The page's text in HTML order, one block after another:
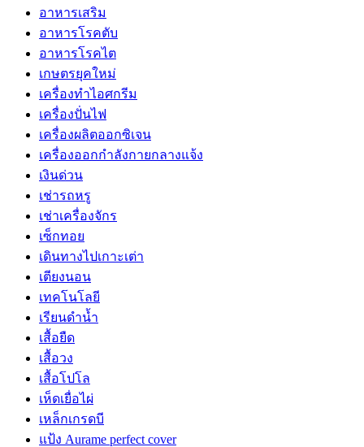
อาหารเสริม
อาหารโรคตับ
อาหารโรคไต
เกษตรยุคใหม่
เครื่องทำไอศกรีม
เครื่องปั่นไฟ
เครื่องผลิตออกซิเจน
เครื่องออกกำลังกายกลางแจ้ง
เงินด่วน
เช่ารถหรู
เช่าเครื่องจักร
เซ็กทอย
เดินทางไปเกาะเต่า
เตียงนอน
เทคโนโลยี
เรียนดำน้ำ
เสื้อยืด
เสื้อวง
เสื้อโปโล
เห็ดเยื่อไผ่
เหล็กเกรดบี
แป้ง Aurame perfect cover